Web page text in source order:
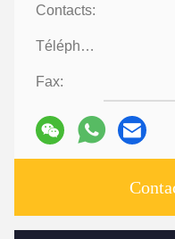
Contacts:
Téléphone:
Fax: